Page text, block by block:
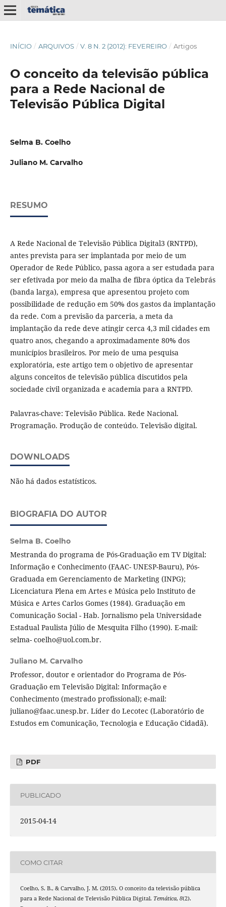
INÍCIO / ARQUIVOS / V. 8 N. 2 (2012): FEVEREIRO / Artigos
O conceito da televisão pública
para a Rede Nacional de
Televisão Pública Digital
Selma B. Coelho
Juliano M. Carvalho
RESUMO
A Rede Nacional de Televisão Pública Digital3 (RNTPD),
antes prevista para ser implantada por meio de um
Operador de Rede Público, passa agora a ser estudada para
ser efetivada por meio da malha de fibra óptica da Telebrás
(banda larga), empresa que apresentou projeto com
possibilidade de redução em 50% dos gastos da implantação
da rede. Com a previsão da parceria, a meta da
implantação da rede deve atingir cerca 4,3 mil cidades em
quatro anos, chegando a aproximadamente 80% dos
municípios brasileiros. Por meio de uma pesquisa
exploratória, este artigo tem o objetivo de apresentar
alguns conceitos de televisão pública discutidos pela
sociedade civil organizada e academia para a RNTPD.
Palavras-chave: Televisão Pública. Rede Nacional.
Programação. Produção de conteúdo. Televisão digital.
DOWNLOADS
Não há dados estatísticos.
BIOGRAFIA DO AUTOR
Selma B. Coelho
Mestranda do programa de Pós-Graduação em TV Digital:
Informação e Conhecimento (FAAC- UNESP-Bauru), Pós-
Graduada em Gerenciamento de Marketing (INPG);
Licenciatura Plena em Artes e Música pelo Instituto de
Música e Artes Carlos Gomes (1984). Graduação em
Comunicação Social - Hab. Jornalismo pela Universidade
Estadual Paulista Júlio de Mesquita Filho (1990). E-mail:
selma- coelho@uol.com.br.
Juliano M. Carvalho
Professor, doutor e orientador do Programa de Pós-
Graduação em Televisão Digital: Informação e
Conhecimento (mestrado profissional); e-mail:
juliano@faac.unesp.br. Líder do Lecotec (Laboratório de
Estudos em Comunicação, Tecnologia e Educação Cidadã).
PDF
PUBLICADO
2015-04-14
COMO CITAR
Coelho, S. B., & Carvalho, J. M. (2015). O conceito da televisão pública
para a Rede Nacional de Televisão Pública Digital. Temática, 8(2).